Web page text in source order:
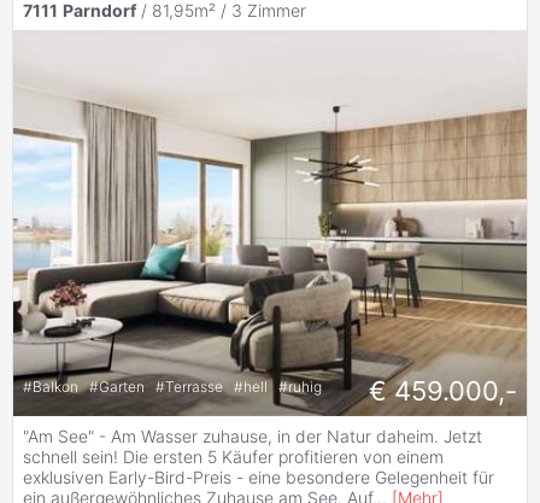
7111 Parndorf / 81,95m² / 3 Zimmer
#Balkon #Garten #Terrasse #hell #ruhig € 459.000,-
"Am See" - Am Wasser zuhause, in der Natur daheim. Jetzt
schnell sein! Die ersten 5 Käufer profitieren von einem
exklusiven Early-Bird-Preis - eine besondere Gelegenheit für
ein außergewöhnliches Zuhause am See. Auf... [Mehr]